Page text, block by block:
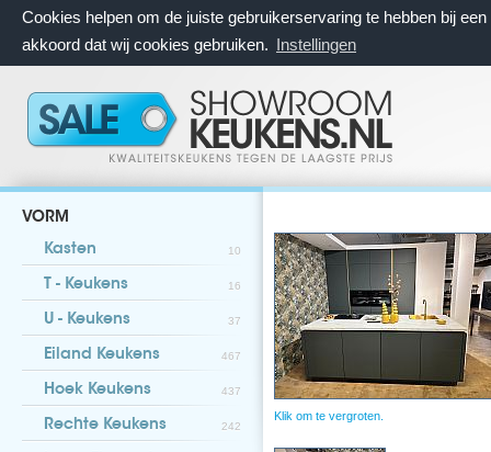
Cookies helpen om de juiste gebruikerservaring te hebben bij
akkoord dat wij cookies gebruiken. Instellingen
VORM
Kasten 10
T - Keukens 16
U - Keukens 37
Eiland Keukens 467
Hoek Keukens 437
Rechte Keukens 242
Klik om te vergroten.